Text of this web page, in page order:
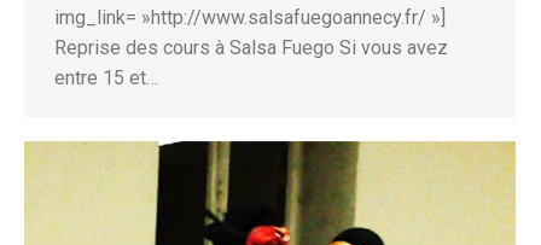
img_link= »http://www.salsafuegoannecy.fr/ »]
Reprise des cours à Salsa Fuego Si vous avez
entre 15 et…